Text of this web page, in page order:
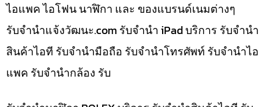
ไอแพค ไอโฟน นาฬิกา และ ของแบรนด์เนมต่างๆ
รับจํานําแจ้งวัฒนะ.com รับจำนำ iPad บริการ รับจำนำ
สินค้าไอที รับจำนำมือถือ รับจำนำโทรศัพท์ รับจำนำไอ
แพค รับจำนำกล้อง รับ